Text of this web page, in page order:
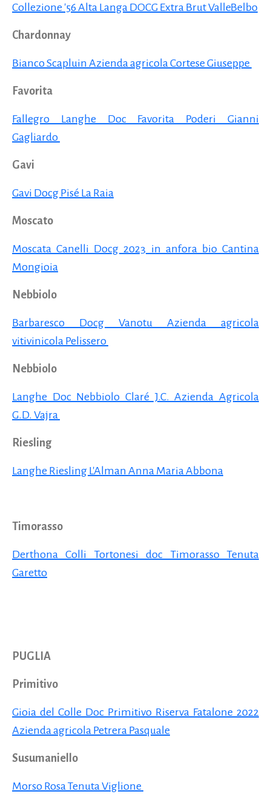
Collezione '56 Alta Langa DOCG Extra Brut ValleBelbo
Chardonnay
Bianco Scapluin Azienda agricola Cortese Giuseppe
Favorita
Fallegro Langhe Doc Favorita Poderi Gianni
Gagliardo
Gavi
Gavi Docg Pisé La Raia
Moscato
Moscata Canelli Docg 2023 in anfora bio Cantina
Mongioia
Nebbiolo
Barbaresco Docg Vanotu Azienda agricola
vitivinicola Pelissero
Nebbiolo
Langhe Doc Nebbiolo Claré J.C. Azienda Agricola
G.D. Vajra
Riesling
Langhe Riesling L'Alman Anna Maria Abbona
Timorasso
Derthona Colli Tortonesi doc Timorasso Tenuta
Garetto
PUGLIA
Primitivo
Gioia del Colle Doc Primitivo Riserva Fatalone 2022
Azienda agricola Petrera Pasquale
Susumaniello
Morso Rosa Tenuta Viglione